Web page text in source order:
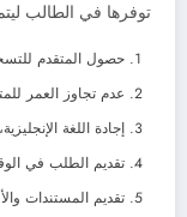
توفرها في الطالب
حصول المتقدم
عدم تجاوز العمر للمتقدم 21 عامًا وأن يكون على
إجادة اللغة
تقديم الطلب في
تقديم المستندات